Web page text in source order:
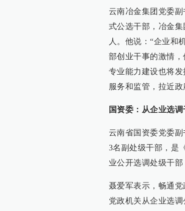
云南冶金集团党委
式公选干部，冶金
人。他说：“企业和
部创业干事的激情
专业能力建设也将
服务和监管，拉近
国资委：从企业选
云南省国资委党委
3名副处级干部，是
业公开选调处级干
聂爱军表示，畅通
党政机关从企业选